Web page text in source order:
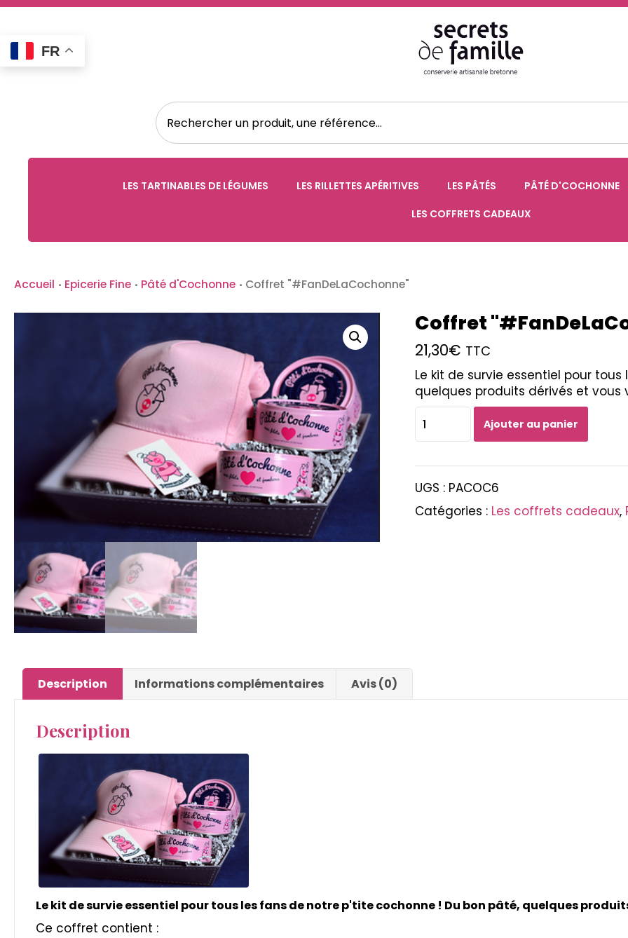
FR
LES TARTINABLES DE LÉGUMES LES RILLETTES APÉRITIVES LES PÂTÉS
PÂTÉ D'COCHONNE
LES COFFRETS CADEAUX
Accueil · Epicerie Fine · Pâté d'Cochonne · Coffret "#FanDeLaCochonne"
Coffret
21,30€ TTC
Le kit de survie essentiel pour
quelques produits dérivés et
quantité
de
Coffret
"#FanDeLaCochonne"
Ajouter au panier
UGS : PACOC6
Catégories : Les coffrets cadeaux,
Description Informations complémentaires Avis (0)
Description
Le kit de survie essentiel pour tous les fans de notre p'tite cochonne ! Du bon pâté, quelques
Ce coffret contient :